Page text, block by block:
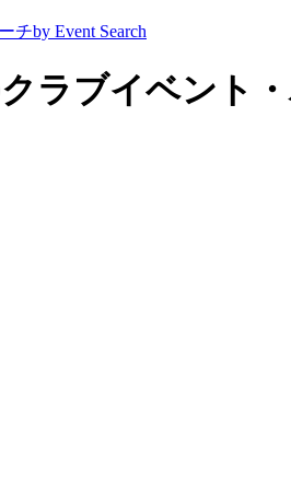
チby Event Search
ラブイベント